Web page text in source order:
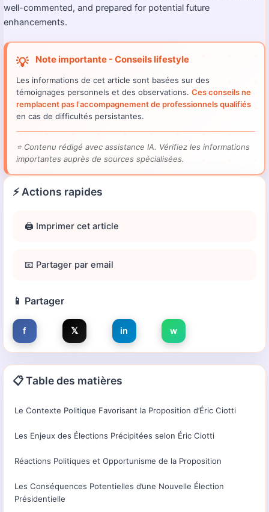
well-commented, and prepared for potential future
enhancements.
💡 Note importante - Conseils lifestyle
Les informations de cet article sont basées sur des
témoignages personnels et des observations. Ces conseils ne
remplacent pas l'accompagnement de professionnels qualifiés
en cas de difficultés persistantes.
⭐ Contenu rédigé avec assistance IA. Vérifiez les informations
importantes auprès de sources spécialisées.
⚡ Actions rapides
🖨️ Imprimer cet article
📧 Partager par email
📱 Partager
f 𝕏 in w
📋 Table des matières
Le Contexte Politique Favorisant la Proposition d’Éric Ciotti
Les Enjeux des Élections Précipitées selon Éric Ciotti
Réactions Politiques et Opportunisme de la Proposition
Les Conséquences Potentielles d’une Nouvelle Élection
Présidentielle